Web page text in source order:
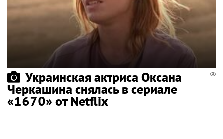
Украинская актриса Оксана
Черкашина снялась в сериале
«1670» от Netflix